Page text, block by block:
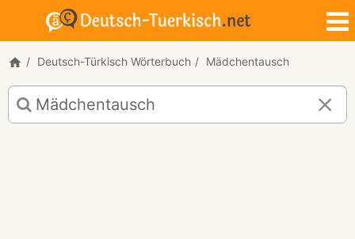
Deutsch-Türkisch Wörterbuch Mädchentausch
Deutsch-
Türkisch
Übersetzung